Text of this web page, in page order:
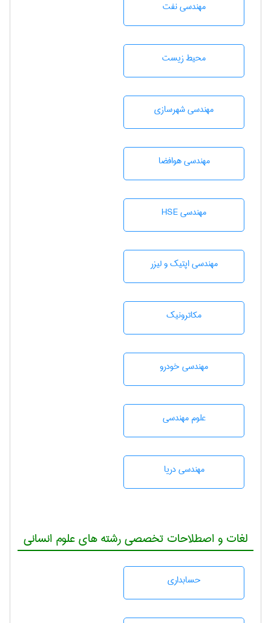
مهندسی نفت
محيط زيست
مهندسی شهرسازی
مهندسی هوافضا
مهندسی HSE
مهندسی اپتیک و لیزر
مکاترونیک
مهندسی خودرو
علوم مهندسی
مهندسی دریا
لغات و اصطلاحات تخصصی رشته های علوم انسانی
حسابداری